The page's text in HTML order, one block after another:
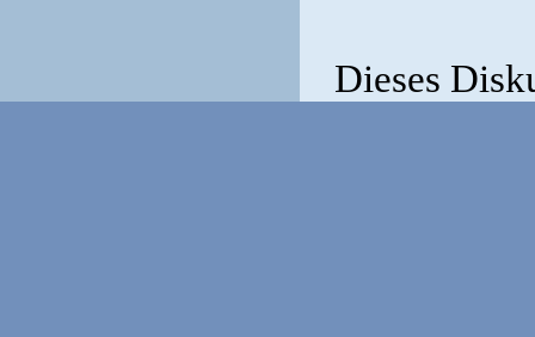
Dieses